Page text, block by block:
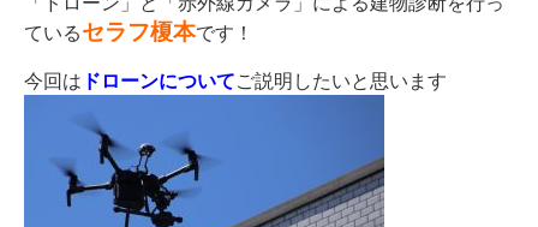
ているセラフ榎本です！
今回は ドローンについてご説明したいと思います